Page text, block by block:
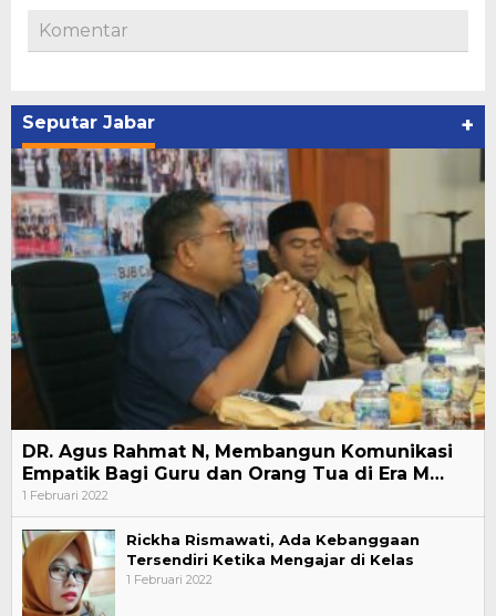
Komentar
Seputar Jabar +
DR. Agus Rahmat N, Membangun Komunikasi
Empatik Bagi Guru dan Orang Tua di Era M…
1 Februari 2022
Rickha Rismawati, Ada Kebanggaan
Tersendiri Ketika Mengajar di Kelas
1 Februari 2022